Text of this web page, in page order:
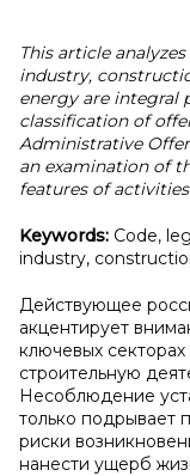
This article
industry,
energy are integral
classification of
Administrative
an examination of
features of
Keywords: Code,
industry,
Действующее
акцентирует
ключевых
строительную
Несоблюдение
только подрывает
риски
нанести ущерб